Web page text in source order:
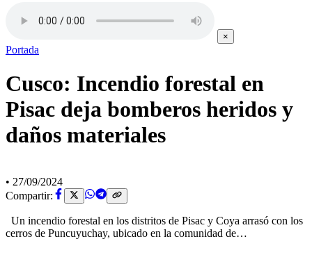
×
Portada
Cusco: Incendio forestal en
Pisac deja bomberos heridos y
daños materiales
• 27/09/2024
Compartir:
Un incendio forestal en los distritos de Pisac y Coya arrasó con los
cerros de Puncuyuchay, ubicado en la comunidad de…